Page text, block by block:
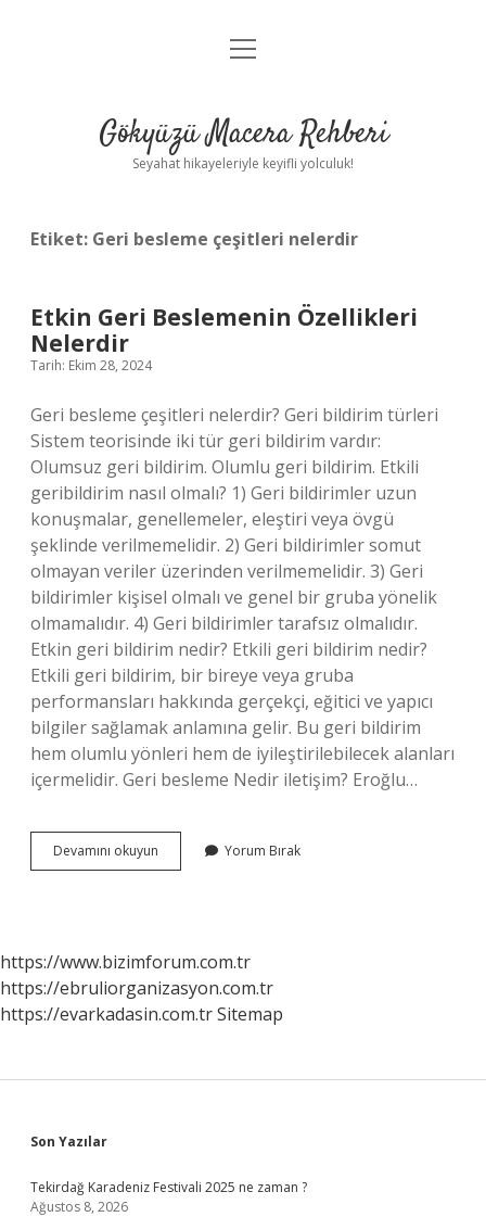
Anasayfa
Yasal Uyarı
menüyü
Gökyüzü Macera Rehberi
Seyahat hikayeleriyle keyifli yolculuk!
Etiket: Geri besleme çeşitleri nelerdir
Etkin Geri Beslemenin Özellikleri
Nelerdir
Tarih: Ekim 28, 2024
Geri besleme çeşitleri nelerdir? Geri bildirim türleri
Sistem teorisinde iki tür geri bildirim vardır:
Olumsuz geri bildirim. Olumlu geri bildirim. Etkili
geribildirim nasıl olmalı? 1) Geri bildirimler uzun
konuşmalar, genellemeler, eleştiri veya övgü
şeklinde verilmemelidir. 2) Geri bildirimler somut
olmayan veriler üzerinden verilmemelidir. 3) Geri
bildirimler kişisel olmalı ve genel bir gruba yönelik
olmamalıdır. 4) Geri bildirimler tarafsız olmalıdır.
Etkin geri bildirim nedir? Etkili geri bildirim nedir?
Etkili geri bildirim, bir bireye veya gruba
performansları hakkında gerçekçi, eğitici ve yapıcı
bilgiler sağlamak anlamına gelir. Bu geri bildirim
hem olumlu yönleri hem de iyileştirilebilecek alanları
içermelidir. Geri besleme Nedir iletişim? Eroğlu…
Devamını okuyun
Geri
Yorum Bırak
https://www.bizimforum.com.tr
https://ebruliorganizasyon.com.tr
https://evarkadasin.com.trSitemap
Sidebar
Son Yazılar
Tekirdağ Karadeniz Festivali 2025 ne zaman ?
Ağustos 8, 2026